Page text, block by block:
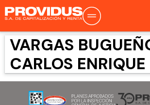
VARGAS
CARLOS ENRIQUE